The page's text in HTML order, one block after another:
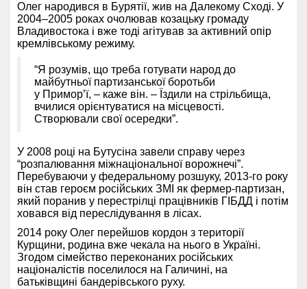
Олег народився в Бурятії, жив на Далекому Сході. У
2004–2005 роках очолював козацьку громаду
Владивостока і вже тоді агітував за активний опір
кремлівському режиму.
“Я розумів, що треба готувати народ до
майбутньої партизанської боротьби
у Примор’ї, – каже він. – Їздили на стрільбища,
вчилися орієнтуватися на місцевості.
Створювали свої осередки”.
У 2008 році на Бутусіна завели справу через
“розпалювання міжнаціональної ворожнечі”.
Перебуваючи у федеральному розшуку, 2013-го року
він став героєм російських ЗМІ як фермер-партизан,
який поранив у перестрілці працівників ГІБДД і потім
ховався від переслідування в лісах.
2014 року Олег перейшов кордон з території
Курщини, родина вже чекала на нього в Україні.
Згодом сімейство переконаних російських
націоналістів поселилося на Галичині, на
батьківщині бандерівського руху.